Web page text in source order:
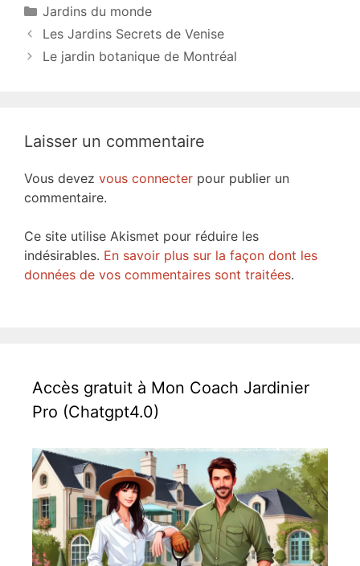
Catégories
Jardins du monde
Les Jardins Secrets de Venise
Le jardin botanique de Montréal
Laisser un commentaire
Vous devez vous connecter pour publier un
commentaire.
Ce site utilise Akismet pour réduire les
indésirables. En savoir plus sur la façon dont les
données de vos commentaires sont traitées.
Accès gratuit à Mon Coach Jardinier
Pro (Chatgpt4.0)